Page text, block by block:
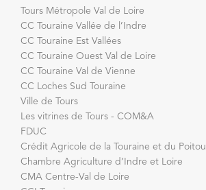
Tours Métropole Val de Loire
CC Touraine Vallée de l’Indre
CC Touraine Est Vallées
CC Touraine Ouest Val de Loire
CC Touraine Val de Vienne
CC Loches Sud Touraine
Ville de Tours
Les vitrines de Tours - COM&A
FDUC
Crédit Agricole de la Touraine et du Poitou
Chambre Agriculture d’Indre et Loire
CMA Centre-Val de Loire